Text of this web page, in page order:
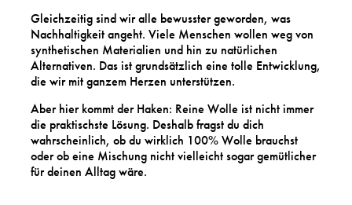
Gleichzeitig sind wir alle bewusster geworden, was
Nachhaltigkeit angeht. Viele Menschen wollen weg von
synthetischen Materialien und hin zu natürlichen
Alternativen. Das ist grundsätzlich eine tolle Entwicklung,
die wir mit ganzem Herzen unterstützen.
Aber hier kommt der Haken: Reine Wolle ist nicht immer
die praktischste Lösung. Deshalb fragst du dich
wahrscheinlich, ob du wirklich 100% Wolle brauchst
oder ob eine Mischung nicht vielleicht sogar gemütlicher
für deinen Alltag wäre.